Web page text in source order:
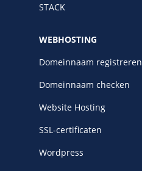
STACK
WEBHOSTING
Domeinnaam registreren
Domeinnaam checken
Website Hosting
SSL-certificaten
Wordpress